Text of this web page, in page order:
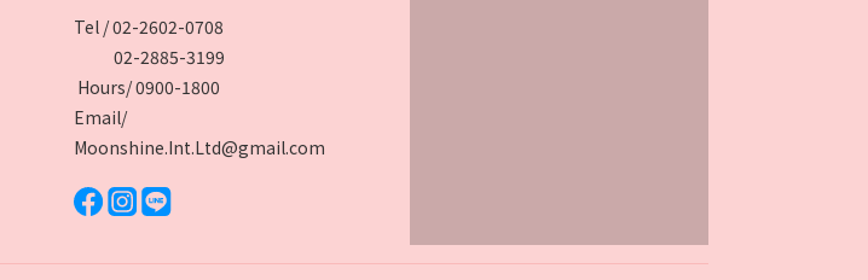
Tel / 02-2602-0708
02-2885-3199
Hours/ 0900-1800
Email/
Moonshine.Int.Ltd@gmail.com